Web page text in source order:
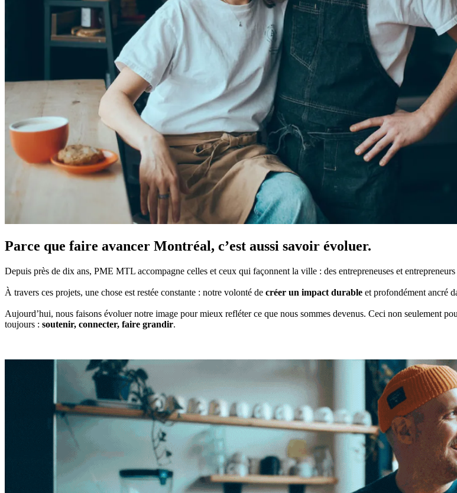
Parce que faire avancer Montréal, c’est aussi savoir évoluer.
Depuis près de dix ans, PME MTL accompagne celles et ceux qui façonnent la ville : des entrepreneuses et
À travers ces projets, une chose est restée constante : notre volonté de créer un impact durable et profondément ancré
Aujourd’hui, nous faisons évoluer notre image pour mieux refléter ce que nous sommes devenus. Ceci non seulement
toujours : soutenir, connecter, faire grandir.